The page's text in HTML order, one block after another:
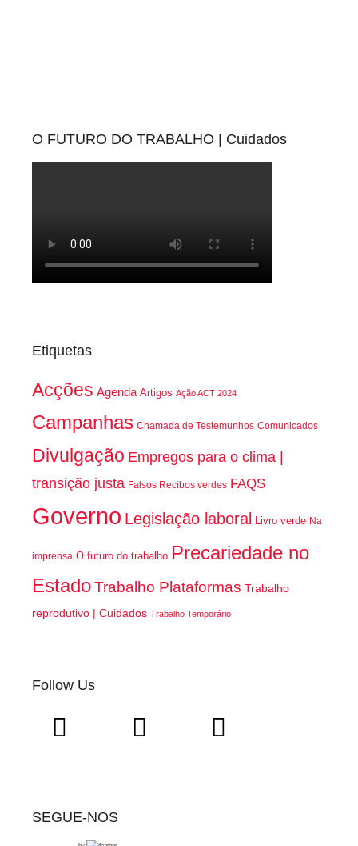
O FUTURO DO TRABALHO | Cuidados
Etiquetas
Acções Agenda Artigos Ação ACT 2024
Campanhas Chamada de Testemunhos Comunicados
Divulgação Empregos para o clima |
transição justa Falsos Recibos verdes FAQS
Governo Legislação laboral Livro verde Na
imprensa O futuro do trabalho Precariedade no
EstadoTrabalho Plataformas Trabalho
reprodutivo | Cuidados Trabalho Temporário
Follow Us
SEGUE-NOS